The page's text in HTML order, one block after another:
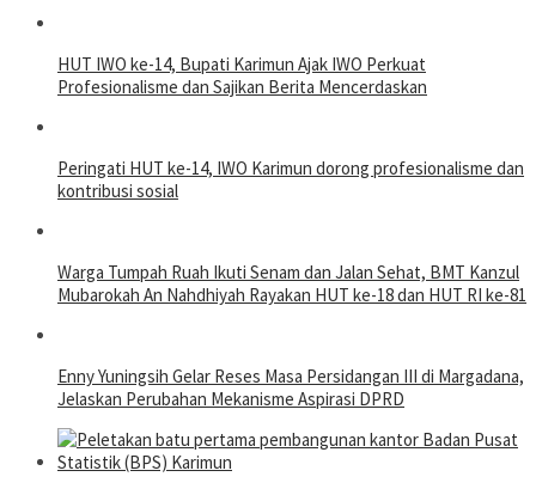
HUT IWO ke-14, Bupati Karimun Ajak IWO Perkuat
Profesionalisme dan Sajikan Berita Mencerdaskan
Peringati HUT ke-14, IWO Karimun dorong profesionalisme dan
kontribusi sosial
Warga Tumpah Ruah Ikuti Senam dan Jalan Sehat, BMT Kanzul
Mubarokah An Nahdhiyah Rayakan HUT ke-18 dan HUT RI ke-81
Enny Yuningsih Gelar Reses Masa Persidangan III di Margadana,
Jelaskan Perubahan Mekanisme Aspirasi DPRD